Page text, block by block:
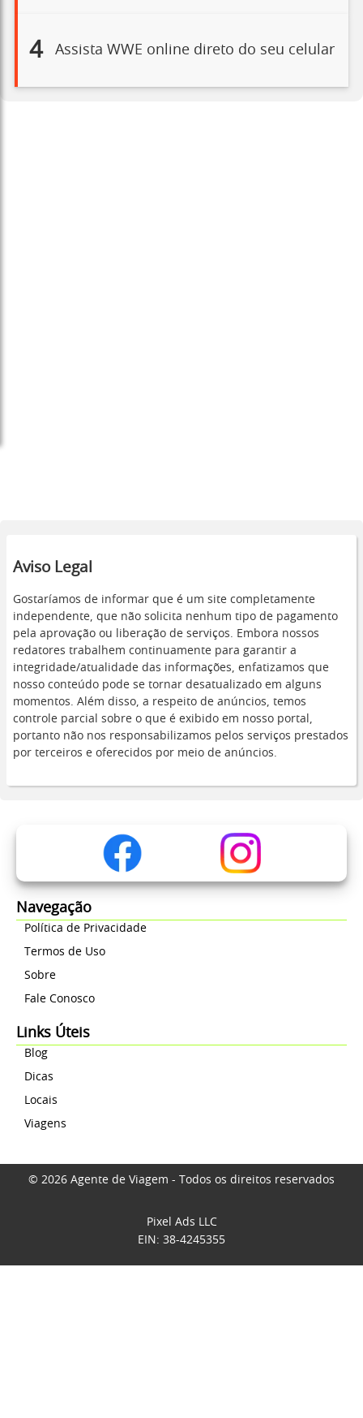
4 Assista WWE online direto do seu celular
Aviso Legal
Gostaríamos de informar que é um site completamente
independente, que não solicita nenhum tipo de pagamento
pela aprovação ou liberação de serviços. Embora nossos
redatores trabalhem continuamente para garantir a
integridade/atualidade das informações, enfatizamos que
nosso conteúdo pode se tornar desatualizado em alguns
momentos. Além disso, a respeito de anúncios, temos
controle parcial sobre o que é exibido em nosso portal,
portanto não nos responsabilizamos pelos serviços prestados
por terceiros e oferecidos por meio de anúncios.
Navegação
Política de Privacidade
Termos de Uso
Sobre
Fale Conosco
Links Úteis
Blog
Dicas
Locais
Viagens
© 2026 Agente de Viagem - Todos os direitos reservados
Pixel Ads LLC
EIN: 38-4245355